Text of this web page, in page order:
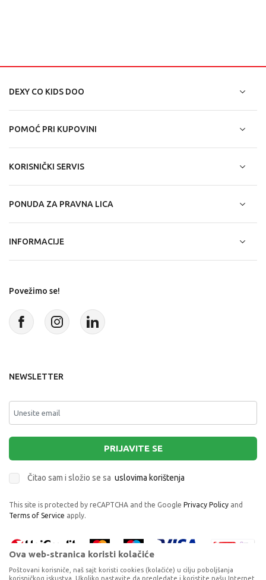
DEXY CO KIDS DOO
POMOĆ PRI KUPOVINI
KORISNIČKI SERVIS
PONUDA ZA PRAVNA LICA
INFORMACIJE
Povežimo se!
NEWSLETTER
PRIJAVITE SE
Čitao sam i složio se sa uslovima korištenja
This site is protected by reCAPTCHA and the Google Privacy Policy and
Terms of Service apply.
Ova web-stranica koristi kolačiće
Poštovani korisniče, naš sajt koristi cookies (kolačiće) u cilju poboljšanja
korisničkog iskustva. Ukoliko nastavite da pregledate i koristite našu Internet